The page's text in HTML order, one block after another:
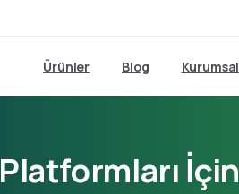
Ürünler Blog Kurumsal
Platformları İçin